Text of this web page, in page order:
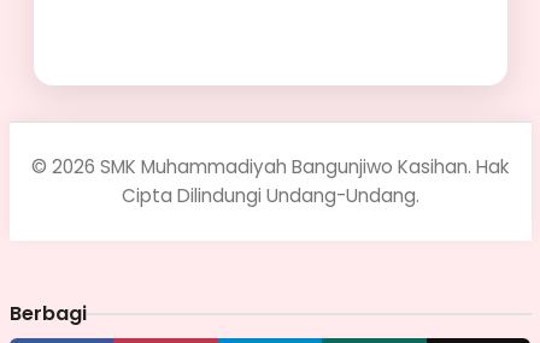
© 2026 SMK Muhammadiyah Bangunjiwo Kasihan. Hak
Cipta Dilindungi Undang-Undang.
Berbagi